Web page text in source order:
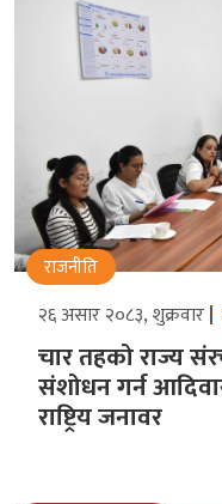
राजनीति
२६ असार २०८३, शुक्रवार
चार तहको राज्य
संशोधन गर्न
राष्ट्रिय जनावर